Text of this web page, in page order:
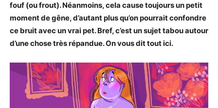
fouf (ou frout). Néanmoins, cela cause toujours un petit
moment de gêne, d’autant plus qu’on pourrait confondre
ce bruit avec un vrai pet. Bref, c’est un sujet tabou autour
d’une chose très répandue. On vous dit tout ici.